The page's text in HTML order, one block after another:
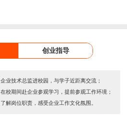
创业指导
企业技术总监进校园，与学子近距离交流；
在校期间赴企业参观学习，提前参观工作环境；
了解岗位职责，感受企业工作文化氛围。